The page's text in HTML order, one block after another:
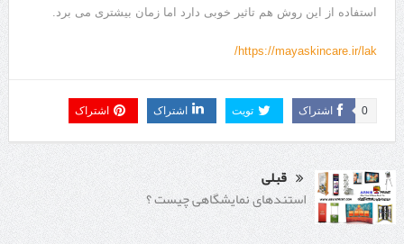
استفاده از این روش هم تاثیر خوبی دارد اما زمان بیشتری می برد.
https://mayaskincare.ir/lak/
اشتراک 0 تویت اشتراک اشتراک
قبلی
استندهای نمایشگاهی چیست ؟